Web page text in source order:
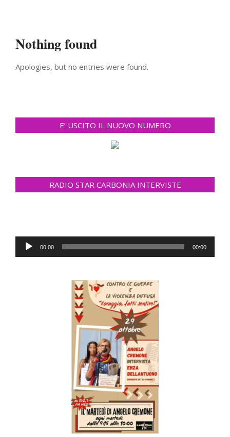
Nothing found
Apologies, but no entries were found.
E’ USCITO IL NUOVO NUMERO
RADIO STAR CARBONIA INTERVISTE
Audio-
Player
00:00 00:00